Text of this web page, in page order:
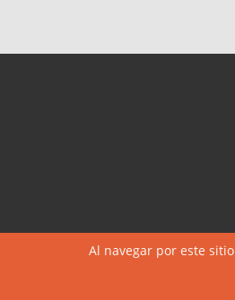
Al navegar por este sitio